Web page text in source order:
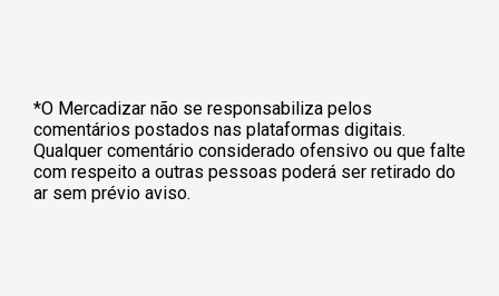
*O Mercadizar não se responsabiliza pelos
comentários postados nas plataformas digitais.
Qualquer comentário considerado ofensivo ou que falte
com respeito a outras pessoas poderá ser retirado do
ar sem prévio aviso.